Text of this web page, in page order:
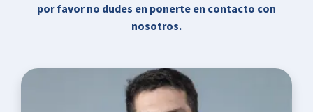
por favor no dudes en ponerte en contacto con
nosotros.